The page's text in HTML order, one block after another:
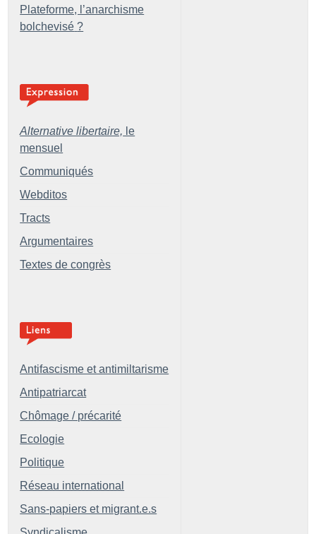
Plateforme, l’anarchisme
bolchevisé ?
Alternative libertaire, le
mensuel
Communiqués
Webditos
Tracts
Argumentaires
Textes de congrès
Antifascisme et antimiltarisme
Antipatriarcat
Chômage / précarité
Ecologie
Politique
Réseau international
Sans-papiers et migrant.e.s